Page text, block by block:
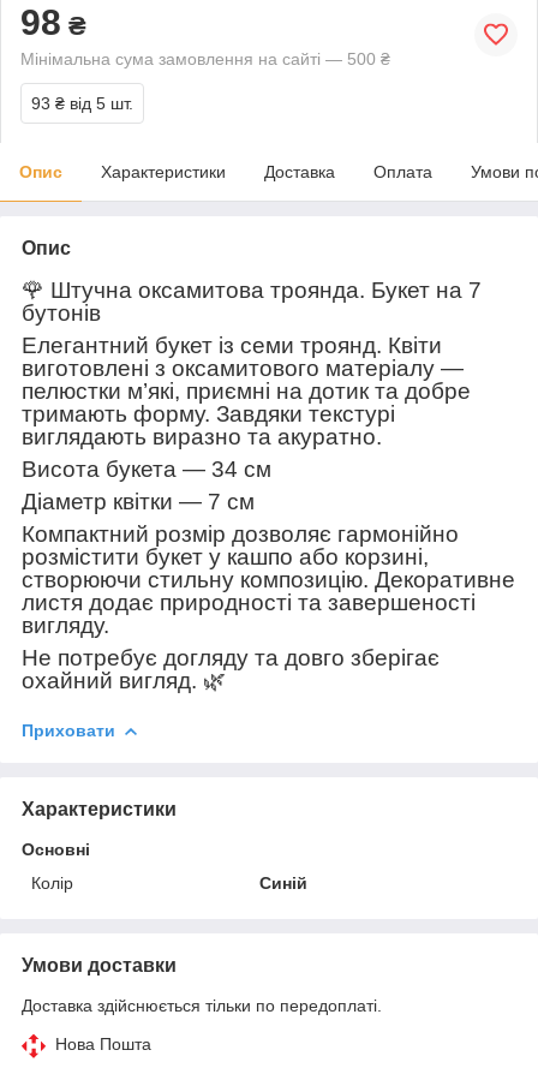
98 ₴
Мінімальна сума замовлення на сайті — 500 ₴
93 ₴ від 5 шт.
Опис Характеристики Доставка Оплата Умови
Опис
🌹 Штучна оксамитова троянда. Букет на 7
бутонів
Елегантний букет із семи троянд. Квіти
виготовлені з оксамитового матеріалу —
пелюстки м’які, приємні на дотик та добре
тримають форму. Завдяки текстурі
виглядають виразно та акуратно.
Висота букета — 34 см
Діаметр квітки — 7 см
Компактний розмір дозволяє гармонійно
розмістити букет у кашпо або корзині,
створюючи стильну композицію. Декоративне
листя додає природності та завершеності
вигляду.
Не потребує догляду та довго зберігає
охайний вигляд. 🌿
Приховати
Характеристики
Основні
Колір
Синій
Умови доставки
Доставка здійснюється тільки по передоплаті.
Нова Пошта